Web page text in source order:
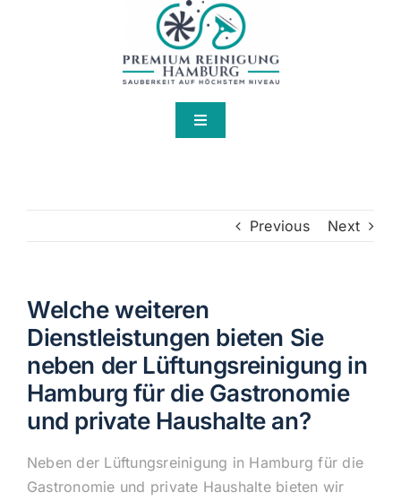
Toggle
Kontakt
Previous Next
Welche weiteren
Dienstleistungen bieten Sie
neben der Lüftungsreinigung in
Hamburg für die Gastronomie
und private Haushalte an?
Neben der Lüftungsreinigung in Hamburg für die
Gastronomie und private Haushalte bieten wir